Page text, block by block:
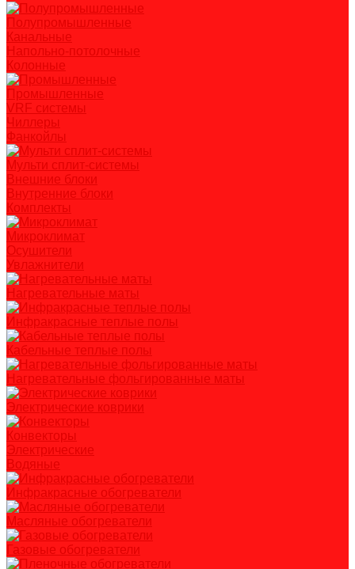
Полупромышленные
Канальные
Напольно-потолочные
Колонные
Промышленные
VRF системы
Чиллеры
Фанкойлы
Мульти сплит-системы
Внешние блоки
Внутренние блоки
Комплекты
Микроклимат
Осушители
Увлажнители
Нагревательные маты
Инфракрасные теплые полы
Кабельные теплые полы
Нагревательные фольгированные маты
Электрические коврики
Конвекторы
Электрические
Водяные
Инфракрасные обогреватели
Масляные обогреватели
Газовые обогреватели